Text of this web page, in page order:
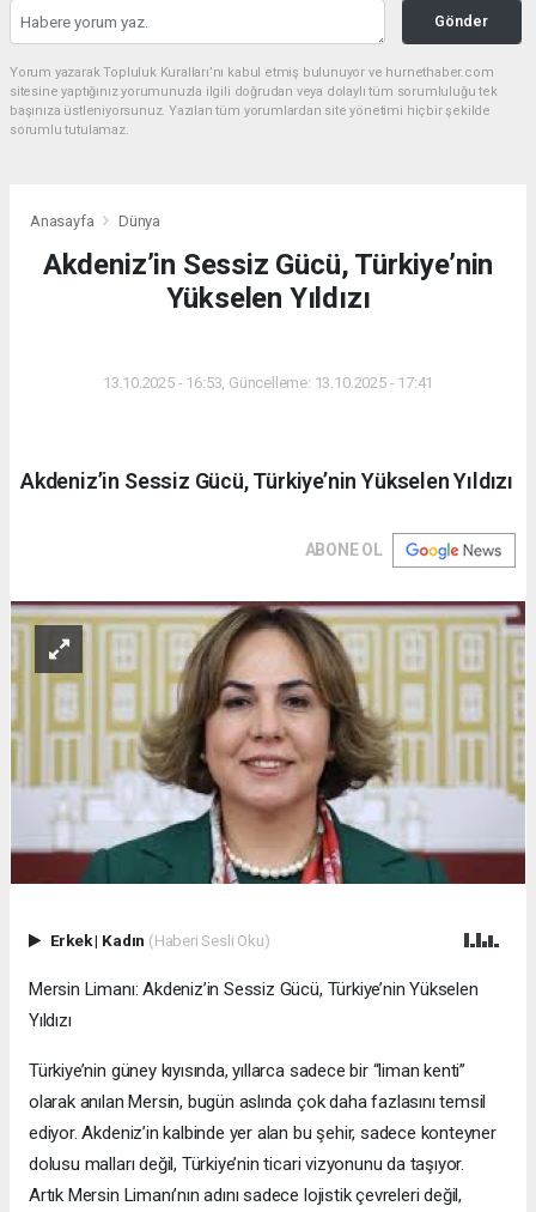
Gönder
Yorum yazarak Topluluk Kuralları’nı kabul etmiş bulunuyor ve hurnethaber.com
sitesine yaptığınız yorumunuzla ilgili doğrudan veya dolaylı tüm sorumluluğu tek
başınıza üstleniyorsunuz. Yazılan tüm yorumlardan site yönetimi hiçbir şekilde
sorumlu tutulamaz.
Anasayfa Dünya
Akdeniz’in Sessiz Gücü, Türkiye’nin
Yükselen Yıldızı
13.10.2025 - 16:53, Güncelleme: 13.10.2025 - 17:41
Akdeniz’in Sessiz Gücü, Türkiye’nin Yükselen Yıldızı
ABONE OL
Erkek| Kadın (Haberi Sesli Oku)
Mersin Limanı: Akdeniz’in Sessiz Gücü, Türkiye’nin Yükselen
Yıldızı
Türkiye’nin güney kıyısında, yıllarca sadece bir “liman kenti”
olarak anılan Mersin, bugün aslında çok daha fazlasını temsil
ediyor. Akdeniz’in kalbinde yer alan bu şehir, sadece konteyner
dolusu malları değil, Türkiye’nin ticari vizyonunu da taşıyor.
Artık Mersin Limanı’nın adını sadece lojistik çevreleri değil,